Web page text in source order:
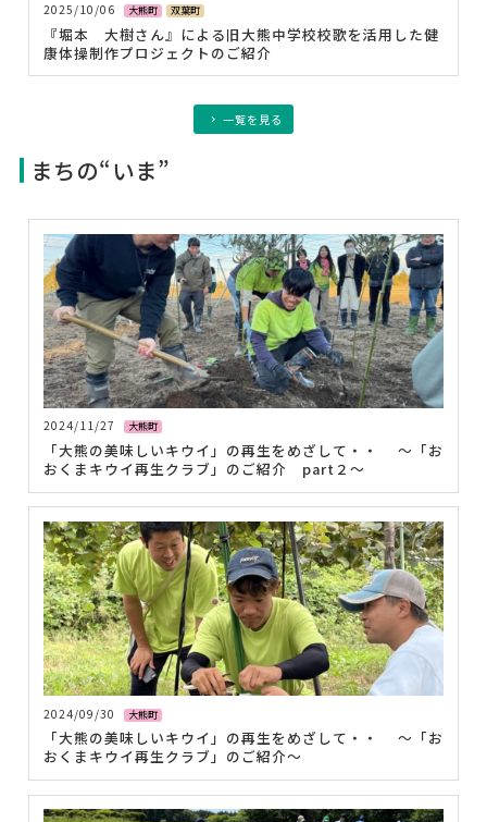
2025/10/06 大熊町 双葉町
『堀本 大樹さん』による旧大熊中学校校歌を活用した健
康体操制作プロジェクトのご紹介
一覧を見る
まちの“いま”
2024/11/27 大熊町
「大熊の美味しいキウイ」の再生をめざして・・ ～「お
おくまキウイ再生クラブ」のご紹介 part２～
2024/09/30 大熊町
「大熊の美味しいキウイ」の再生をめざして・・ ～「お
おくまキウイ再生クラブ」のご紹介～